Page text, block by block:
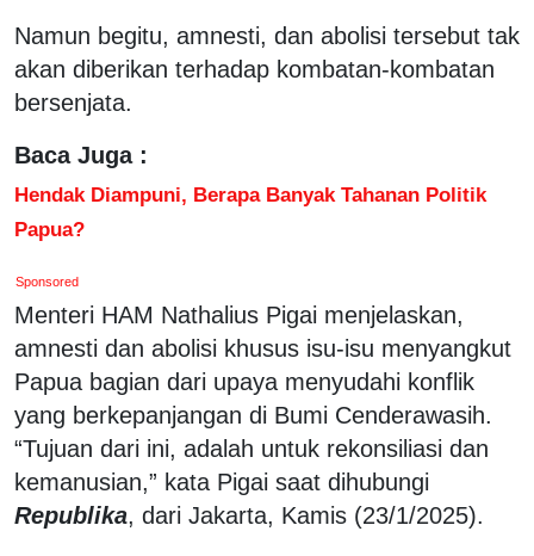
Namun begitu, amnesti, dan abolisi tersebut tak
akan diberikan terhadap kombatan-kombatan
bersenjata.
Baca Juga :
Hendak Diampuni, Berapa Banyak Tahanan Politik
Papua?
Sponsored
Menteri HAM Nathalius Pigai menjelaskan,
amnesti dan abolisi khusus isu-isu menyangkut
Papua bagian dari upaya menyudahi konflik
yang berkepanjangan di Bumi Cenderawasih.
“Tujuan dari ini, adalah untuk rekonsiliasi dan
kemanusian,” kata Pigai saat dihubungi
Republika, dari Jakarta, Kamis (23/1/2025).